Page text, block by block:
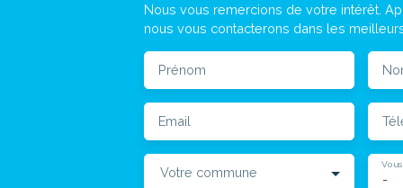
Nous vous remercions de votre intérêt.
nous vous contacterons dans les
Prénom
Email
Votre commune -